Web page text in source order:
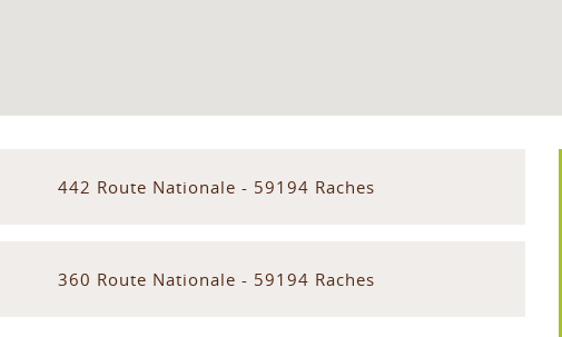
442 Route Nationale - 59194 Raches
360 Route Nationale - 59194 Raches